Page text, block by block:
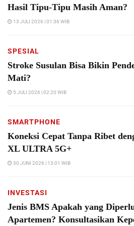
Hasil Tipu-Tipu Masih Aman?
13 JULI 2026 | 01:36 WIB
SPESIAL
Stroke Susulan Bisa Bikin
Mati?
5 JULI 2026 | 02:20 WIB
SMARTPHONE
Koneksi Cepat Tanpa Ribet
XL ULTRA 5G+
30 JUNI 2026 | 13:01 WIB
INVESTASI
Jenis BMS Apakah yang
Apartemen? Konsultasikan